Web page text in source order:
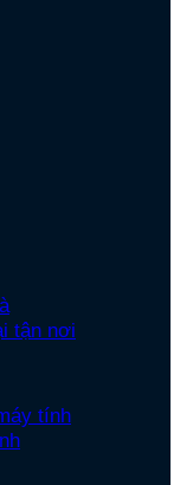
tận nơi
tính